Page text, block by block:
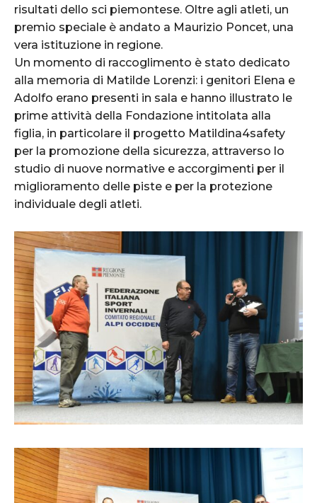
risultati dello sci piemontese. Oltre agli atleti, un
premio speciale è andato a Maurizio Poncet, una
vera istituzione in regione.
Un momento di raccoglimento è stato dedicato
alla memoria di Matilde Lorenzi: i genitori Elena e
Adolfo erano presenti in sala e hanno illustrato le
prime attività della Fondazione intitolata alla
figlia, in particolare il progetto Matildina4safety
per la promozione della sicurezza, attraverso lo
studio di nuove normative e accorgimenti per il
miglioramento delle piste e per la protezione
individuale degli atleti.